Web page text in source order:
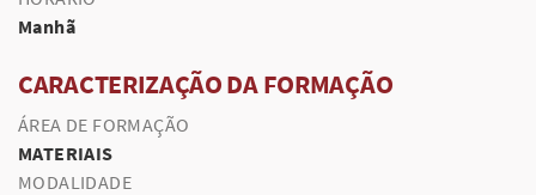
Manhã
CARACTERIZAÇÃO DA FORMAÇÃO
ÁREA DE FORMAÇÃO
MATERIAIS
MODALIDADE